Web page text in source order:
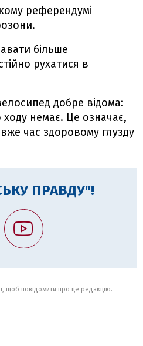
референдумі
більше
рухатися в
добре відома:
ходу немає. Це означає,
час здоровому глузду
ПРАВДУ"!
щоб повідомити про це редакцію.